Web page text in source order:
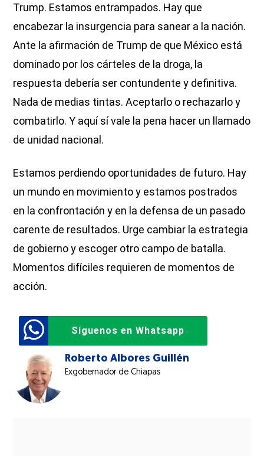
Trump. Estamos entrampados. Hay que
encabezar la insurgencia para sanear a la nación.
Ante la afirmación de Trump de que México está
dominado por los cárteles de la droga, la
respuesta debería ser contundente y definitiva.
Nada de medias tintas. Aceptarlo o rechazarlo y
combatirlo. Y aquí sí vale la pena hacer un llamado
de unidad nacional.
Estamos perdiendo oportunidades de futuro. Hay
un mundo en movimiento y estamos postrados
en la confrontación y en la defensa de un pasado
carente de resultados. Urge cambiar la estrategia
de gobierno y escoger otro campo de batalla.
Momentos difíciles requieren de momentos de
acción.
Síguenos en Whatsapp
Roberto Albores Guillén
Exgobernador de Chiapas